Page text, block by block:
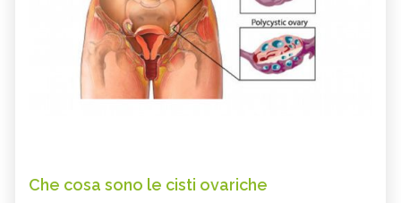
Che cosa sono le cisti ovariche